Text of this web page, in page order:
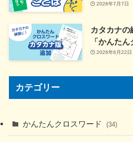
2026年7月7日
カタカナの
「かんた
2026年6月22日
カテゴリー
かんたんクロスワード (34)